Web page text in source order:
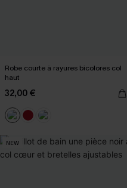
Robe courte à rayures bicolores col
haut
32,00 €
NEW